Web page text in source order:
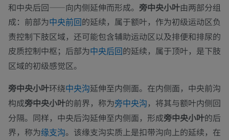
和中央后回——向内侧延伸而形成。 旁中央小叶由两部分组
成：前部为中央前回的延续，属于额叶，作为初级运动区负
责控制下肢区域，还可能包含辅助运动区以及排便和排尿的
皮质控制中枢；后部为中央后回的延续，属于顶叶，是下肢
区域的初级感觉区。
旁中央小叶环绕中央沟延伸至内侧面。在内侧面，中央前沟
构成旁中央小叶的前界，称为旁中央沟，将其与额叶内侧回
分隔。同样，中央后沟延伸至内侧面，形成旁中央小叶的后
界，称为缘支沟。该缘支沟实质上是扣带沟向上的延续，在